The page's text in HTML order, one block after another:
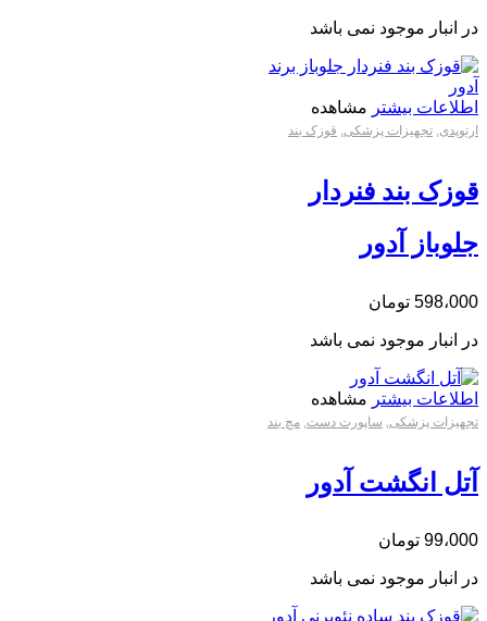
در انبار موجود نمی باشد
اطلاعات بیشتر مشاهده
ارتوپدی تجهیزات پزشکی قوزک بند
قوزک بند فنردار
جلوباز آدور
598،000 تومان
در انبار موجود نمی باشد
اطلاعات بیشتر مشاهده
تجهیزات پزشکی ساپورت دست مچ بند
آتل انگشت آدور
99،000 تومان
در انبار موجود نمی باشد